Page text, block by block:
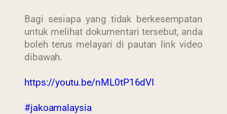
Bagi sesiapa yang tidak berkesempatan
untuk melihat dokumentari tersebut, anda
boleh terus melayari di pautan link video
dibawah.
https://youtu.be/nML0tP16dVI
#jakoamalaysia